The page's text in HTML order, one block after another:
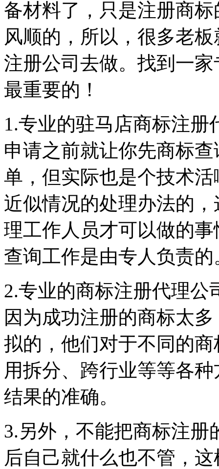
备材料了，只是注册商
风顺的，所以，很多老
注册公司去做。找到一
最重要的！
1.专业的驻马店商标注
申请之前就让你先商标
单，但实际也是个技术
近似情况的处理办法的
理工作人员才可以做的
查询工作是由专人负责的
2.专业的商标注册代理
因为成功注册的商标太
拟的，他们对于不同的
用拆分、跨行业等等各
结果的准确。
3.另外，不能把商标注
后自己就什么也不管，